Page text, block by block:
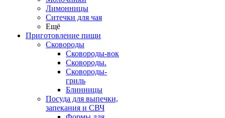
Лимонницы
Ситечки для чая
Ещё
Приготовление пищи
Сковороды
Сковороды-вок
Сковороды.
Сковороды-
гриль
Блинницы
Посуда для выпечки,
запекания и СВЧ